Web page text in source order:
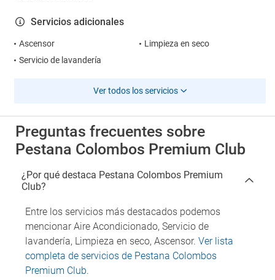
Servicios adicionales
Ascensor
Limpieza en seco
Servicio de lavandería
Ver todos los servicios
Preguntas frecuentes sobre
Pestana Colombos Premium Club
¿Por qué destaca Pestana Colombos Premium
Club?
Entre los servicios más destacados podemos
mencionar Aire Acondicionado, Servicio de
lavandería, Limpieza en seco, Ascensor. Ver lista
completa de servicios de Pestana Colombos
Premium Club.